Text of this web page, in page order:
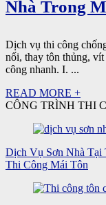
Nhà Trong
Dịch vụ thi công
nối, thay tôn thủng,
công nhanh. I. ...
READ MORE +
CÔNG TRÌNH THI
Dịch Vụ Sơn Nhà Tại
Thi Công Mái Tôn